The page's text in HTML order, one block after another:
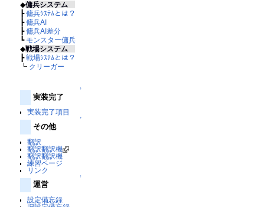
◆傭兵システム
┣傭兵ｼｽﾃﾑとは？
┣傭兵AI
┣傭兵AI差分
┗ モンスター傭兵
◆戦場システム
┣戦場ｼｽﾃﾑとは？
┗ クリーガー
↑
実装完了
実装完了項目
↑
その他
翻訳
翻訳翻訳機
翻訳翻訳機
練習ページ
リンク
↑
運営
設定備忘録